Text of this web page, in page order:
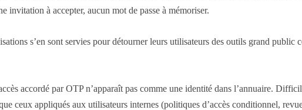
invitation à accepter, aucun mot de passe à mémoriser.
s’en sont servies pour détourner leurs utilisateurs des outils grand
accordé par OTP n’apparaît pas comme une identité dans l’annuaire.
ceux appliqués aux utilisateurs internes (politiques d’accès conditionnel,